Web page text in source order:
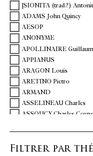
[SIONITA (trad.?)
ADAMS John Quincy
AESOP
ANONYME
APOLLINAIRE
APPIANUS
ARAGON Louis
ARETINO Pietro
ARMAND
ASSELINEAU Charles
ASSOUCY Charles
BAILLET Adrien
Filtrer par